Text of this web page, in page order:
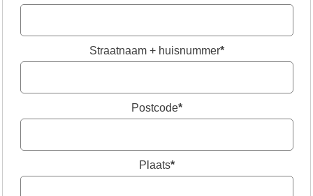
Straatnaam + huisnummer*
Postcode*
Plaats*